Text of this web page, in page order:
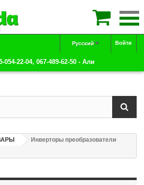
Войти
Русский
054-22-04, 067-489-62-50 - Али
Инверторы преобразователи
